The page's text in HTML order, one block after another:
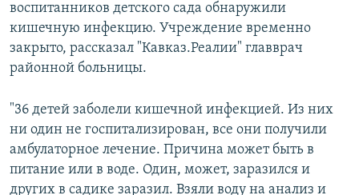
Все сайты РСЕ/РС
воспитанников детского сада обнаружили
кишечную инфекцию. Учреждение временно
закрыто, рассказал "Кавказ.Реалии" главврач
районной больницы.
"36 детей заболели кишечной инфекцией. Из них
ни один не госпитализирован, все они получили
амбулаторное лечение. Причина может быть в
питание или в воде. Один, может, заразился и
других в садике заразил. Взяли воду на анализ и